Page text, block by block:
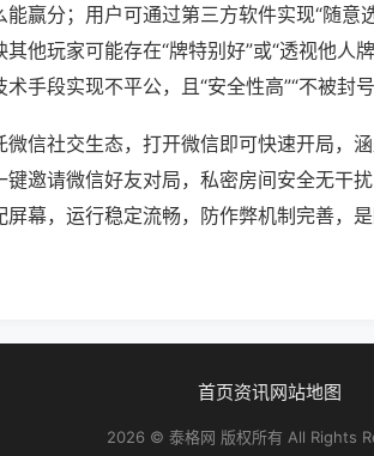
赢分；用户可通过第三方软件实现“随意
他玩家可能存在“牌特别好”或“透视他人
手段实现不平公，且“安全性高”“不被封号
微信社交生态，打开微信即可快速开局，
键邀请微信好友对局，私密房间安全无干
屏幕，运行稳定流畅，防作弊机制完善，
首页资讯网站地图
2026 © 泰格网 版权所有 All Rights